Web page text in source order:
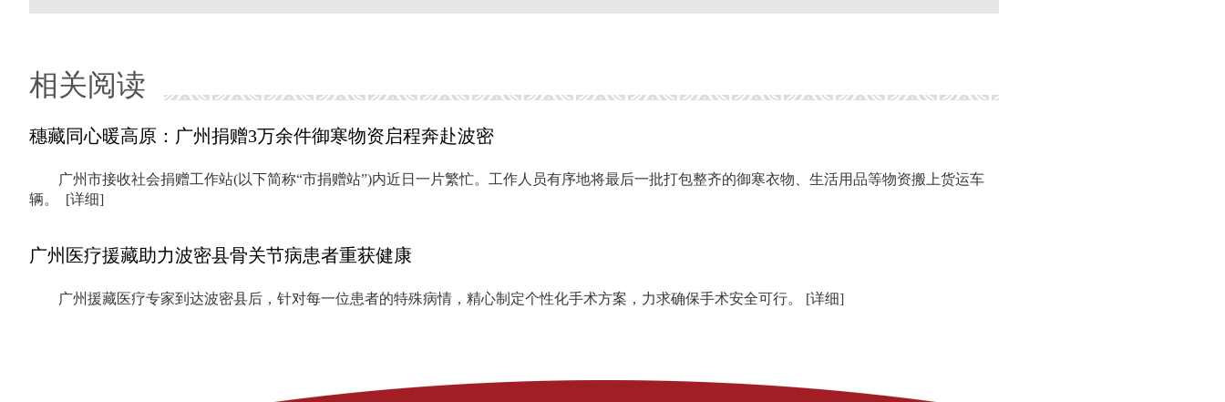
相关阅读
穗藏同心暖高原：广州捐赠3万余件御寒物资启程奔赴波密
广州市接收社会捐赠工作站(以下简称“市捐赠站”)内近日一片繁忙。工作人员有序地将最后一批打包整齐的御寒衣物、生活用品等物资搬上货运车
辆。 [详细]
广州医疗援藏助力波密县骨关节病患者重获健康
广州援藏医疗专家到达波密县后，针对每一位患者的特殊病情，精心制定个性化手术方案，力求确保手术安全可行。 [详细]